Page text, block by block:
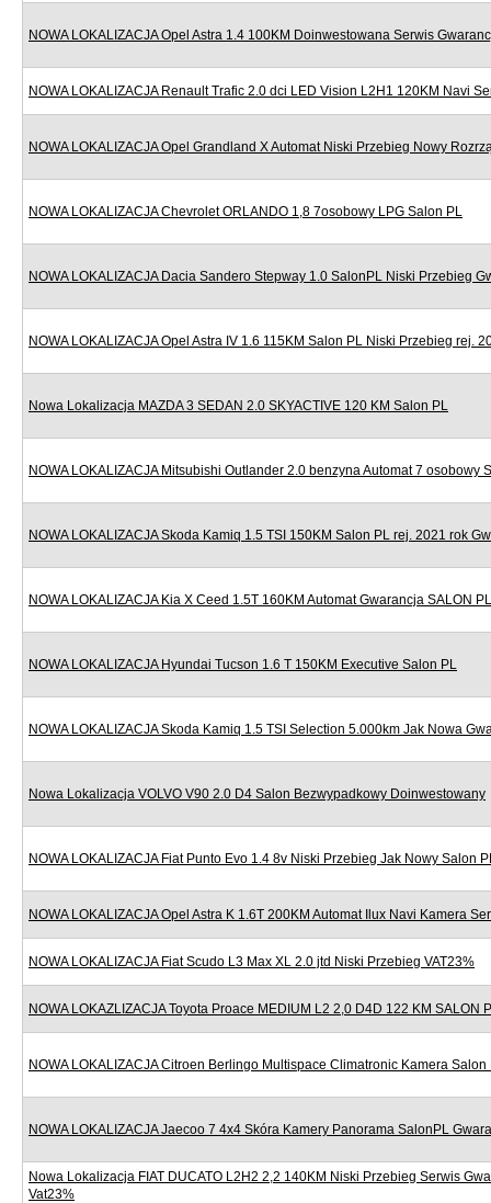
NOWA LOKALIZACJA Opel Astra 1.4 100KM Doinwestowana Serwis
NOWA LOKALIZACJA Renault Trafic 2.0 dci LED Vision L2H1 120KM Navi
NOWA LOKALIZACJA Opel Grandland X Automat Niski Przebieg Nowy
NOWA LOKALIZACJA Chevrolet ORLANDO 1,8 7osobowy LPG Salon PL
NOWA LOKALIZACJA Dacia Sandero Stepway 1.0 SalonPL Niski Przebieg
NOWA LOKALIZACJA Opel Astra IV 1.6 115KM Salon PL Niski Przebieg rej.
Nowa Lokalizacja MAZDA 3 SEDAN 2.0 SKYACTIVE 120 KM Salon PL
NOWA LOKALIZACJA Mitsubishi Outlander 2.0 benzyna Automat 7 osobowy
NOWA LOKALIZACJA Skoda Kamiq 1.5 TSI 150KM Salon PL rej. 2021 rok
NOWA LOKALIZACJA Kia X Ceed 1.5T 160KM Automat Gwarancja SALON PL
NOWA LOKALIZACJA Hyundai Tucson 1.6 T 150KM Executive Salon PL
NOWA LOKALIZACJA Skoda Kamiq 1.5 TSI Selection 5.000km Jak Nowa
Nowa Lokalizacja VOLVO V90 2.0 D4 Salon Bezwypadkowy Doinwestowany
NOWA LOKALIZACJA Fiat Punto Evo 1.4 8v Niski Przebieg Jak Nowy Salon
NOWA LOKALIZACJA Opel Astra K 1.6T 200KM Automat Ilux Navi Kamera
NOWA LOKALIZACJA Fiat Scudo L3 Max XL 2.0 jtd Niski Przebieg VAT23%
NOWA LOKAZLIZACJA Toyota Proace MEDIUM L2 2,0 D4D 122 KM SALON
NOWA LOKALIZACJA Citroen Berlingo Multispace Climatronic Kamera Salon
NOWA LOKALIZACJA Jaecoo 7 4x4 Skóra Kamery Panorama SalonPL
Nowa Lokalizacja FIAT DUCATO L2H2 2,2 140KM Niski Przebieg Serwis
Vat23%